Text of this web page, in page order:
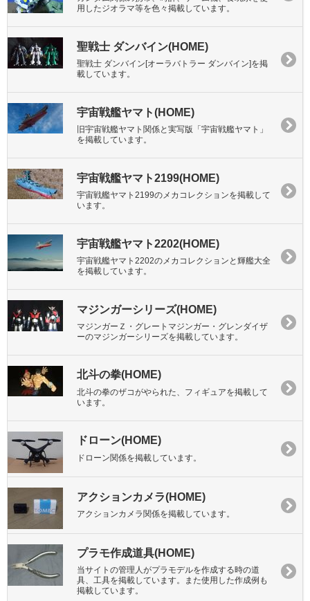
用したジオラマ等を色々掲載しています。
聖戦士 ダンバイン(HOME)
聖戦士 ダンバイン[オーラバトラー ダンバイン]を掲
載しています。
宇宙戦艦ヤマト(HOME)
旧宇宙戦艦ヤマト関係と実写版「宇宙戦艦ヤマト」
を掲載しています。
宇宙戦艦ヤマト2199(HOME)
宇宙戦艦ヤマト2199のメカコレクションを掲載して
います。
宇宙戦艦ヤマト2202(HOME)
宇宙戦艦ヤマト2202のメカコレクションと輝艦大全
を掲載しています。
マジンガーシリーズ(HOME)
マジンガーＺ・グレートマジンガー・グレンダイザ
ーのマジンガーシリーズを掲載しています。
北斗の拳(HOME)
北斗の拳のザコがやられた、フィギュアを掲載して
います。
ドローン(HOME)
ドローン関係を掲載しています。
アクションカメラ(HOME)
アクションカメラ関係を掲載しています。
プラモ作成道具(HOME)
当サイトの管理人がプラモデルを作成する時の道
具、工具を掲載しています。また使用した作成例も
掲載しています。